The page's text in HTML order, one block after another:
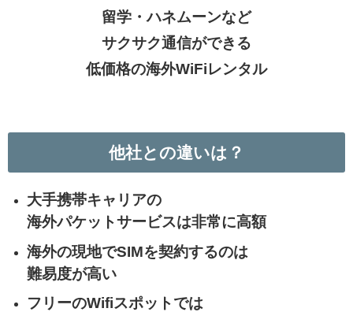
留学・ハネムーンなど
サクサク通信ができる
低価格の海外WiFiレンタル
他社との違いは？
大手携帯キャリアの
海外パケットサービスは非常に高額
海外の現地でSIMを契約するのは
難易度が高い
フリーのWifiスポットでは